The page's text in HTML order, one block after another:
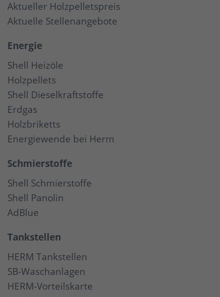
Aktueller Holzpelletspreis
Aktuelle Stellenangebote
Energie
Shell Heizöle
Holzpellets
Shell Dieselkraftstoffe
Erdgas
Holzbriketts
Energiewende bei Herm
Schmierstoffe
Shell Schmierstoffe
Shell Panolin
AdBlue
Tankstellen
HERM Tankstellen
SB-Waschanlagen
HERM-Vorteilskarte